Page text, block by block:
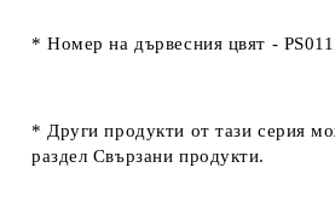
* Номер на дървесния цвят -
* Други продукти от тази серия
раздел Свързани продукти.